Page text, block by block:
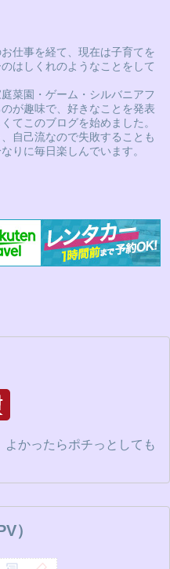
仕事を経て、現在は子育てを
はしくれのようなことをして
菜園・ゲーム・シルバニアフ
が趣味で、好きなことを発表
てこのブログを始めました。
自己流なので失敗することも
りに毎日楽しんでいます。
かったらポチっとしても
）